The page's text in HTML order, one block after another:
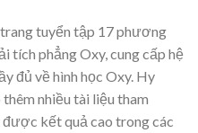
tuyển tập 17 phương
tích phẳng Oxy, cung cấp hệ
đủ về hình học Oxy. Hy
nhiều tài liệu tham
kết quả cao trong các